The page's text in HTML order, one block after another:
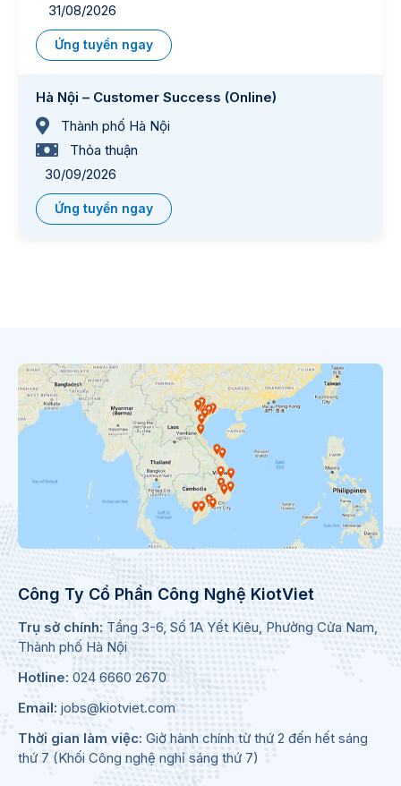
31/08/2026
Ứng tuyển ngay
Hà Nội – Customer Success (Online)
Thành phố Hà Nội
Thỏa thuận
30/09/2026
Ứng tuyển ngay
Công Ty Cổ Phần Công Nghệ KiotViet
Trụ sở chính: Tầng 3-6, Số 1A Yết Kiêu, Phường Cửa Nam,
Thành phố Hà Nội
Hotline: 024 6660 2670
Email: jobs@kiotviet.com
Thời gian làm việc: Giờ hành chính từ thứ 2 đến hết sáng
thứ 7 (Khối Công nghệ nghỉ sáng thứ 7)